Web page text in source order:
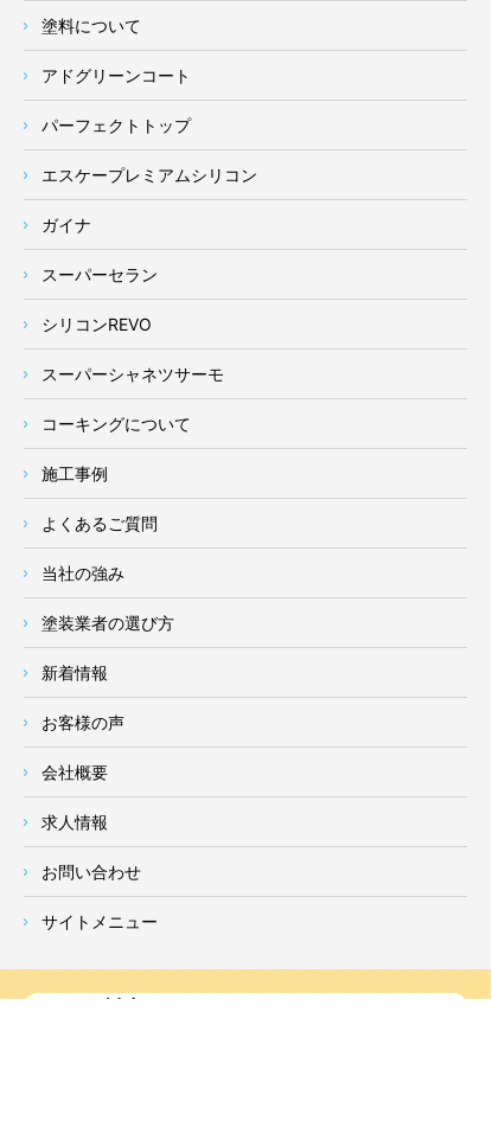
塗料について
アドグリーンコート
パーフェクトトップ
エスケープレミアムシリコン
ガイナ
スーパーセラン
シリコンREVO
スーパーシャネツサーモ
コーキングについて
施工事例
よくあるご質問
当社の強み
塗装業者の選び方
新着情報
お客様の声
会社概要
求人情報
お問い合わせ
サイトメニュー